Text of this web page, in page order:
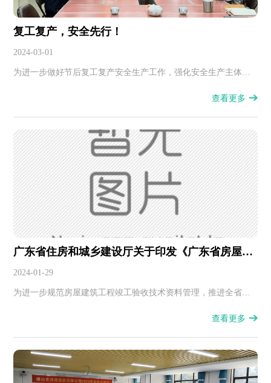
复工复产，安全先行！
2024-03-01
为进一步做好节后复工复产安全生产工作，强化安全生产主体责
查看更多
广东省住房和城乡建设厅关于印发《广东省房屋建
筑工程竣工验收技术资料统一用表（2024版）》的
2024-01-29
为进一步规范房屋建筑工程竣工验收技术资料管理，推进全省建
建筑业协会等单位对《广东省房屋建筑工程竣工验收技术资料统
一用表（2016版）》进行了修订，编制了《广东省房屋建筑工程
竣工验收技术资料统一用表（2024版）》，并经审查通过。从
2024年8月1日起，全省新开工的房屋建筑工程统一使用《广东省
查看更多